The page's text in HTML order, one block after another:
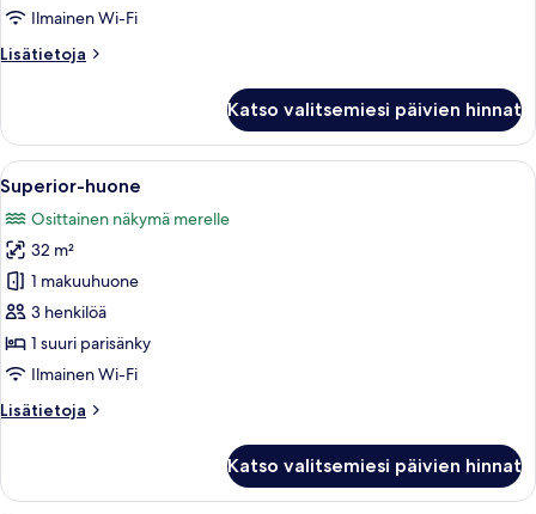
Ilmainen Wi-Fi
Lisätietoja
Lisätietoja
Katso valitsemiesi päivien hinnat
Avaa
kaikki
huonetyypin
Superior-
huone
kuvat
Moderni hotellihuone, jossa on
1
Superior-huone
Osittainen näkymä merelle
32 m²
1 makuuhuone
3 henkilöä
1 suuri parisänky
Ilmainen Wi-Fi
Lisätietoja
Lisätietoja
Katso valitsemiesi päivien hinnat